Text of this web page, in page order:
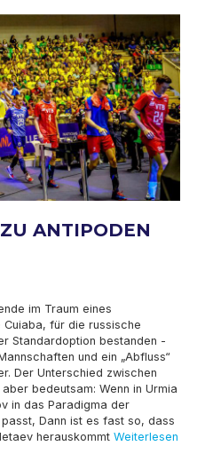
ANTIPODEN
im Traum eines
Cuiaba, für die russische
Standardoption bestanden -
und ein „Abfluss“
Der Unterschied zwischen
bedeutsam: Wenn in Urmia
in das Paradigma der
Dann ist es fast so, dass
herauskommt Weiterlesen